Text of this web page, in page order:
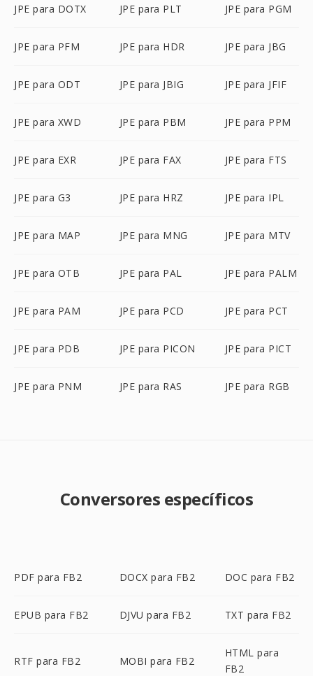
JPE para DOTX JPE para PLT JPE para PGM
JPE para PFM JPE para HDR JPE para JBG
JPE para ODT JPE para JBIG JPE para JFIF
JPE para XWD JPE para PBM JPE para PPM
JPE para EXR JPE para FAX JPE para FTS
JPE para G3 JPE para HRZ JPE para IPL
JPE para MAP JPE para MNG JPE para MTV
JPE para OTB JPE para PAL JPE para PALM
JPE para PAM JPE para PCD JPE para PCT
JPE para PDB JPE para PICON JPE para PICT
JPE para PNM JPE para RAS JPE para RGB
Conversores específicos
PDF para FB2 DOCX para FB2 DOC para FB2
EPUB para FB2 DJVU para FB2 TXT para FB2
RTF para FB2 MOBI para FB2
HTML para
FB2